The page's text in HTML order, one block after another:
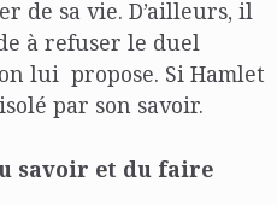
de sa vie. D’ailleurs, il
à refuser le duel
lui propose. Si Hamlet
par son savoir.
savoir et du faire